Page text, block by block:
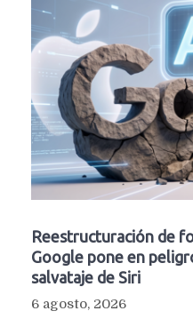
Reestructuración de
Google pone en
salvataje de Siri
6 agosto, 2026